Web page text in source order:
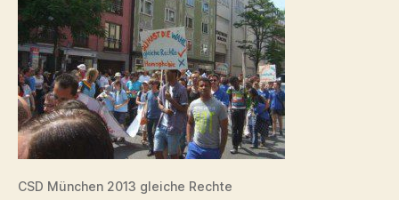
CSD München 2013 gleiche Rechte